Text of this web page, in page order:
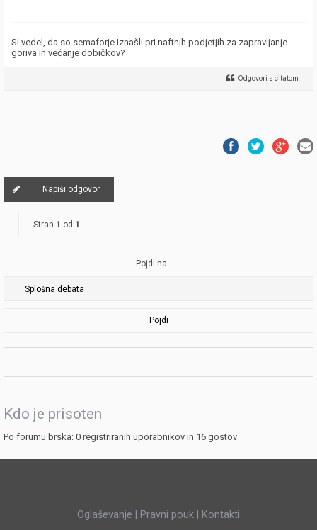
Si vedel, da so semaforje Iznašli pri naftnih podjetjih za zapravljanje
goriva in večanje dobičkov?
Odgovori s citatom
Napiši odgovor
Stran 1 od 1
Pojdi na
Pojdi
Kdo je prisoten
Po forumu brska: 0 registriranih uporabnikov in 16 gostov
Oglaševanje Pravni pouk Kontakti